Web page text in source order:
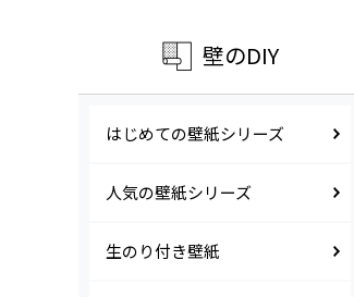
壁のDIY
はじめての壁紙シリーズ
人気の壁紙シリーズ
生のり付き壁紙